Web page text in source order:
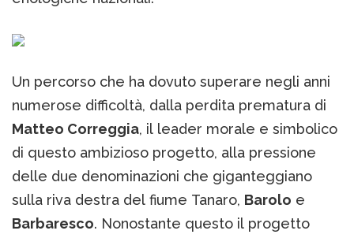
Un percorso che ha dovuto superare negli anni
numerose difficoltà, dalla perdita prematura di
Matteo Correggia, il leader morale e simbolico
di questo ambizioso progetto, alla pressione
delle due denominazioni che giganteggiano
sulla riva destra del fiume Tanaro, Barolo e
Barbaresco. Nonostante questo il progetto